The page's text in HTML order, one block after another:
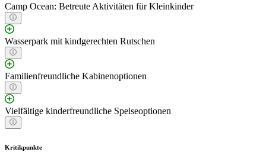
Camp Ocean: Betreute Aktivitäten für Kleinkinder
Wasserpark mit kindgerechten Rutschen
Familienfreundliche Kabinenoptionen
Vielfältige kinderfreundliche Speiseoptionen
Kritikpunkte